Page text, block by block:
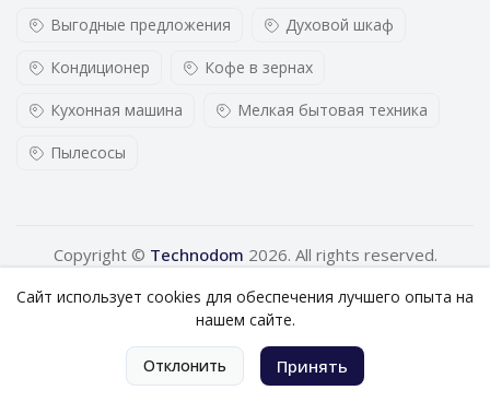
Категории Корзина
Выгодные предложения Духовой шкаф
Кондиционер Кофе в зернах
Кухонная машина Мелкая бытовая техника
Пылесосы
Copyright © Technodom 2026. All rights reserved.
Сайт использует cookies для обеспечения лучшего опыта на
нашем сайте.
Отклонить Принять